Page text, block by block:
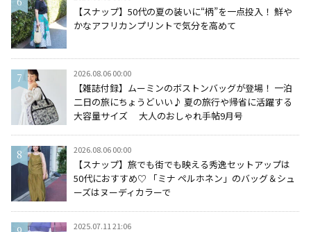
【スナップ】50代の夏の装いに“柄”を一点投入！ 鮮や
かなアフリカンプリントで気分を高めて
2026.08.06 00:00
【雑誌付録】ムーミンのボストンバッグが登場！ 一泊
二日の旅にちょうどいい♪ 夏の旅行や帰省に活躍する
大容量サイズ 大人のおしゃれ手帖9月号
2026.08.06 00:00
【スナップ】旅でも街でも映える秀逸セットアップは
50代におすすめ♡ 「ミナ ペルホネン」のバッグ＆シュ
ーズはヌーディカラーで
2025.07.11 21:06